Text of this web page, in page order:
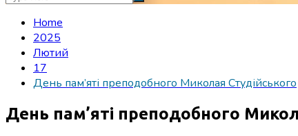
Home
2025
Лютий
17
День пам’яті преподобного Миколая Студійського
День пам’яті преподобного